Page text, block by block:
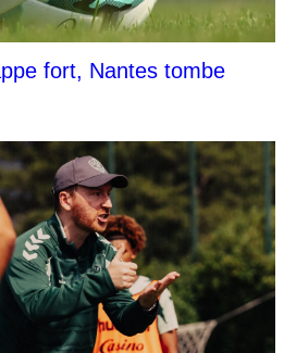
fort, Nantes tombe